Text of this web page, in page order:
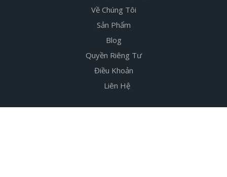
Về Chúng Tôi
Sản Phẩm
Blog
Quyền Riêng Tư
Điều Khoản
Liên Hệ